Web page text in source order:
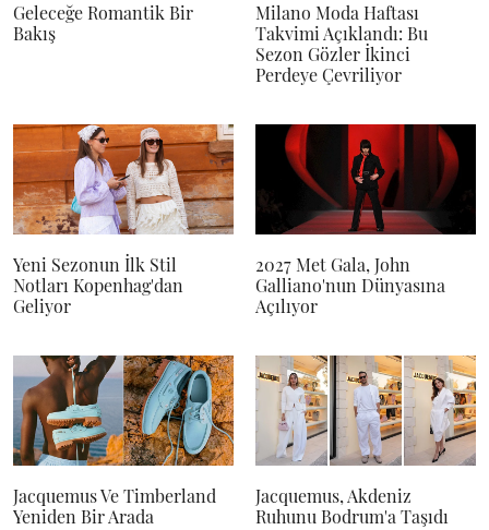
Geleceğe Romantik Bir
Bakış
Milano Moda Haftası
Takvimi Açıklandı: Bu
Sezon Gözler İkinci
Perdeye Çevriliyor
Yeni Sezonun İlk Stil
Notları Kopenhag'dan
Geliyor
2027 Met Gala, John
Galliano'nun Dünyasına
Açılıyor
Jacquemus Ve Timberland
Yeniden Bir Arada
Jacquemus, Akdeniz
Ruhunu Bodrum'a Taşıdı